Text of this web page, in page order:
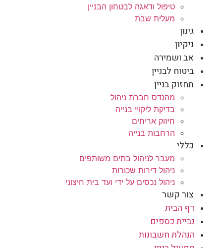
טיפול ודאגה לבטחון הבניין
מעלית שבת
גינון
ניקיון
אב ושמירה
ביטוח לבניין
תחזוק בניין
מהנדס חברת ניהול
בדיקת ליקויי בנייה
חיזוק אריחים
הרחבות בנייה
כללי
מעבר לניהול בתים משותפים
ניהול דירות שכורות
ניהול נכסים על ידי ועד בית חיצוני
צור קשר
דף הבית
גביית כספים
הנהלת חשבונות